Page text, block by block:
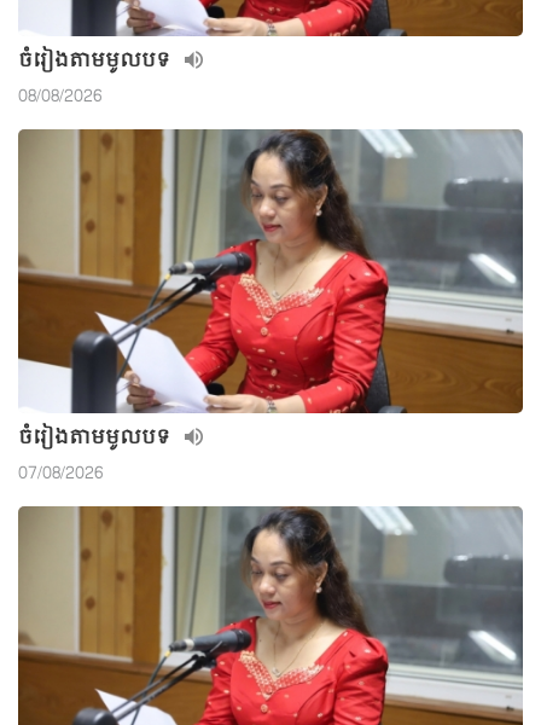
ចំរៀងតាមមូលបទ
08/08/2026
ចំរៀងតាមមូលបទ
07/08/2026